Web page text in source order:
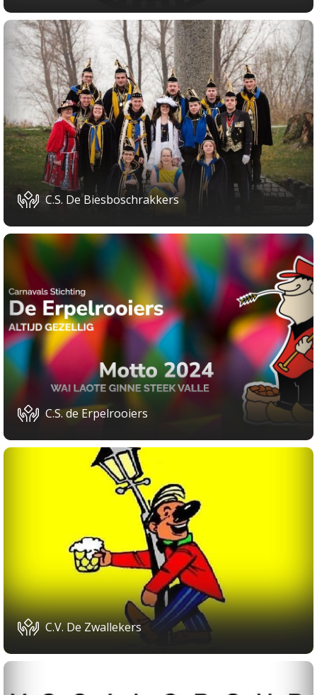
C.S. De Biesboschrakkers
C.S. de Erpelrooiers
C.V. De Zwallekers